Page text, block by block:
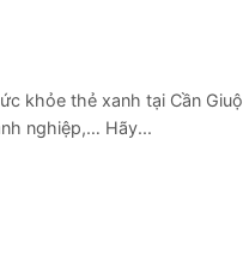
khỏe thẻ xanh tại Cần
nghiệp,… Hãy...